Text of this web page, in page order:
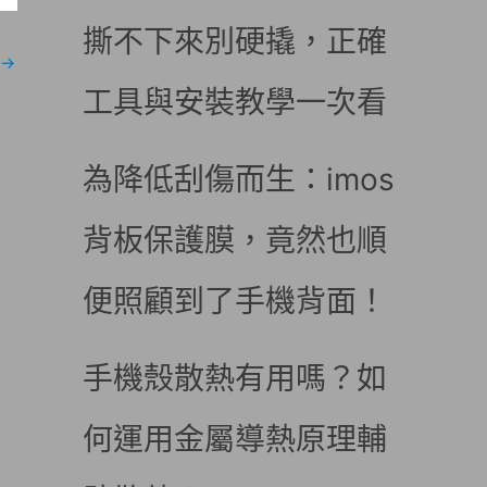
→
撕不下來別硬撬，正確
工具與安裝教學一次看
為降低刮傷而生：imos
背板保護膜，竟然也順
便照顧到了手機背面！
手機殼散熱有用嗎？如
何運用金屬導熱原理輔